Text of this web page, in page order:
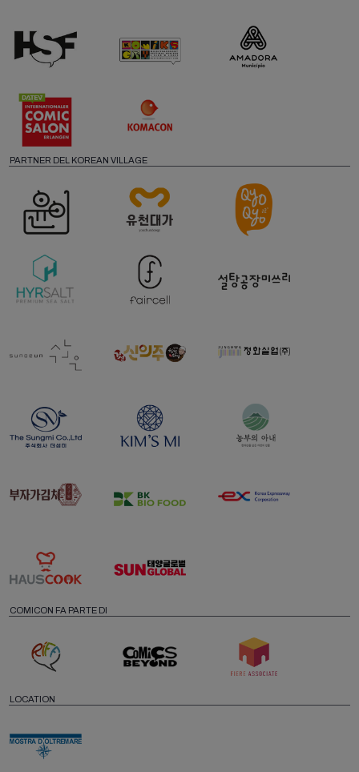
PARTNER DEL KOREAN VILLAGE
COMICON FA PARTE DI
LOCATION